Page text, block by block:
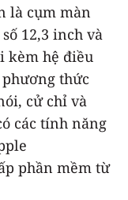
là cụm màn
12,3 inch và
kèm hệ điều
phương thức
cử chỉ và
các tính năng
phần mềm từ